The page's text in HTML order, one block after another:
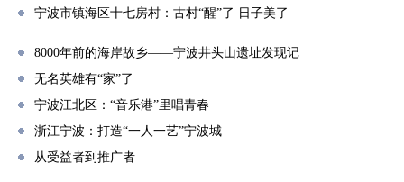
宁波市镇海区十七房村：古村“醒”了 日子美了
8000年前的海岸故乡——宁波井头山遗址发现记
无名英雄有“家”了
宁波江北区：“音乐港”里唱青春
浙江宁波：打造“一人一艺”宁波城
从受益者到推广者